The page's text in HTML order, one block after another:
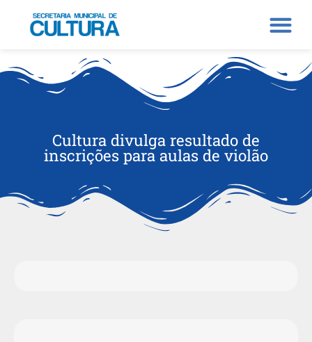
Cultura divulga resultado de
inscrições para aulas de violão